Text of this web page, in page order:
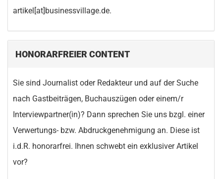
artikel[at]businessvillage.de.
HONORARFREIER CONTENT
Sie sind Journalist oder Redakteur und auf der Suche
nach Gastbeiträgen, Buchauszügen oder einem/r
Interviewpartner(in)? Dann sprechen Sie uns bzgl. einer
Verwertungs- bzw. Abdruckgenehmigung an. Diese ist
i.d.R. honorarfrei. Ihnen schwebt ein exklusiver Artikel
vor?